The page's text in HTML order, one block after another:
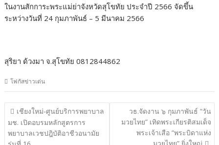
ในงานสักการะพระแม่ย่าจังหวัดสุโขทัย ประจำปี 2566 จัดขึ้น
ระหว่างวันที่ 24 กุมภาพันธ์ – 5 มีนาคม 2566
สุริยา ด้วงมา จ.สุโขทัย 0812844862
โฟกัสข่าวเด่น
แนะแนว
เรื่อง
เชียงใหม่-ศูนย์บริการพยาบาล
มช. เปิดอบรมหลักสูตรการ
พยาบาลเวชปฎิบัติอาชีวอนามัย
วธ.จัดงาน ๖ กุมภาพันธ์ “วัน
มวยไทย” เทิดพระเกียรติสมเด็จ
พระเจ้าเสือ “พระบิดาแห่ง